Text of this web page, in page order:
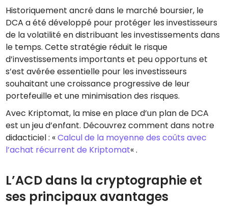
Historiquement ancré dans le marché boursier, le
DCA a été développé pour protéger les investisseurs
de la volatilité en distribuant les investissements dans
le temps. Cette stratégie réduit le risque
d’investissements importants et peu opportuns et
s’est avérée essentielle pour les investisseurs
souhaitant une croissance progressive de leur
portefeuille et une minimisation des risques.
Avec Kriptomat, la mise en place d’un plan de DCA
est un jeu d’enfant. Découvrez comment dans notre
didacticiel : «Calcul de la moyenne des coûts avec
l’achat récurrent de Kriptomat« .
L’ACD dans la cryptographie et
ses principaux avantages